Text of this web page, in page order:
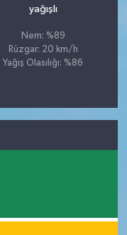
yağışlı
Nem: %89
Rüzgar: 20 km/h
Yağış Olasılığı: %86